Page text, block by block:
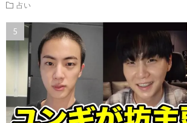
占い